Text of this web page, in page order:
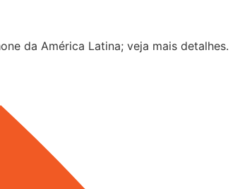
da América Latina; veja mais detalhes.